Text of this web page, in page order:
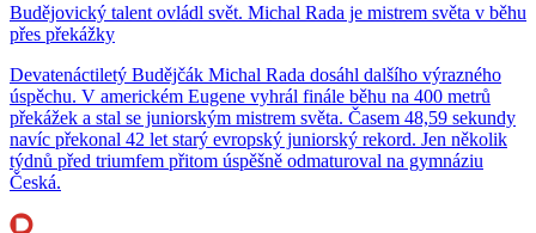
Budějovický talent ovládl svět. Michal Rada je mistrem světa v běhu
přes překážky
Devatenáctiletý Budějčák Michal Rada dosáhl dalšího výrazného
úspěchu. V americkém Eugene vyhrál finále běhu na 400 metrů
překážek a stal se juniorským mistrem světa. Časem 48,59 sekundy
navíc překonal 42 let starý evropský juniorský rekord. Jen několik
týdnů před triumfem přitom úspěšně odmaturoval na gymnáziu
Česká.